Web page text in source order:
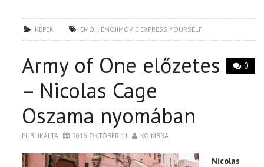
KÉPEK EMOJI EMOJIMOVIE EXPRESS YOURSELF
0
Army of One előzetes
– Nicolas Cage
Oszama nyomában
PUBLIKÁLTA 2016. OKTÓBER 11. KOIMBRA
Nicolas